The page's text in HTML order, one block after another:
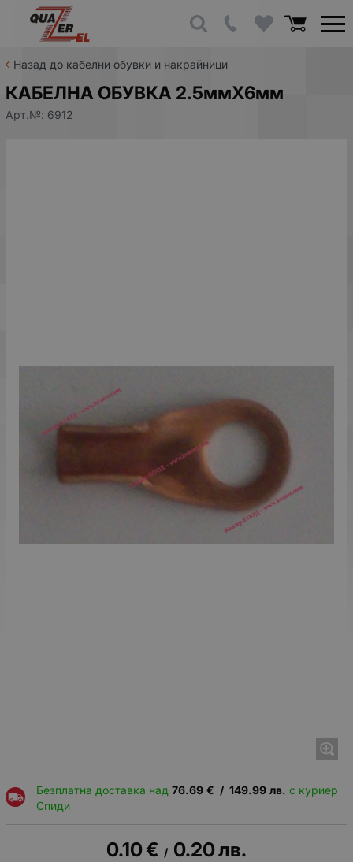
Назад до кабелни обувки и накрайници
КАБЕЛНА ОБУВКА 2.5ммХ6мм
Арт.№: 6912
Безплатна доставка над 76.69 € / 149.99 лв. с куриер
Спиди
0.10€ / 0.20лв.